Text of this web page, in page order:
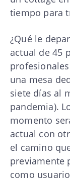
tiempo para
¿Qué le
actual de 45
una mesa
siete días al
pandemia).
momento
actual con
el camino
previamente
como